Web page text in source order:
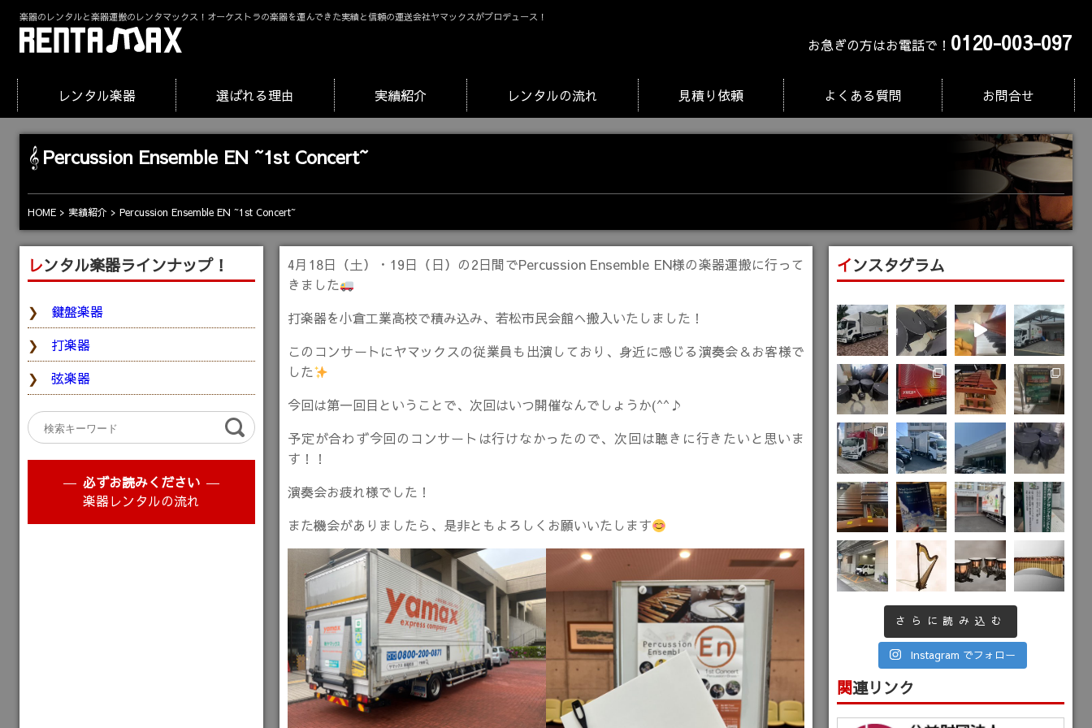
楽器のレンタルと楽器運搬のレンタマックス！オーケストラの楽器を運んできた実績と信頼の運送会社ヤマックスがプロデュース！
お急ぎの方はお電話で！ 0120-003-097
レンタル楽器 選ばれる理由 実績紹介 レンタルの流れ 見積り依頼 よくある質問 お問合せ
Percussion Ensemble EN ~1st Concert~
HOME 実績紹介 Percussion Ensemble EN ~1st Concert~
4月18日（土）・19日（日）の2日間でPercussion Ensemble EN様の楽器運搬に行って
きました
打楽器を小倉工業高校で積み込み、若松市民会館へ搬入いたしました！
このコンサートにヤマックスの従業員も出演しており、身近に感じる演奏会＆お客様で
した
今回は第一回目ということで、次回はいつ開催なんでしょうか(^^♪
予定が合わず今回のコンサートは行けなかったので、次回は聴きに行きたいと思いま
す！！
演奏会お疲れ様でした！
また機会がありましたら、是非ともよろしくお願いいたします
レンタル楽器ラインナップ！
鍵盤楽器
打楽器
弦楽器
必ずお読みください
楽器レンタルの流れ
インスタグラム
さらに読み込む
Instagram でフォロー
関連リンク